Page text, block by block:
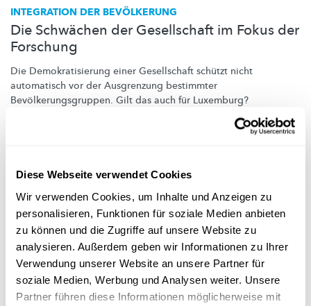
Diese Webseite verwendet Cookies
Wir verwenden Cookies, um Inhalte und Anzeigen zu
personalisieren, Funktionen für soziale Medien anbieten
zu können und die Zugriffe auf unsere Website zu
analysieren. Außerdem geben wir Informationen zu Ihrer
Verwendung unserer Website an unsere Partner für
soziale Medien, Werbung und Analysen weiter. Unsere
Partner führen diese Informationen möglicherweise mit
INTEGRATION DER BEVÖLKERUNG
Die Schwächen der Gesellschaft im Fokus der
Forschung
Die Demokratisierung einer Gesellschaft schützt nicht
automatisch vor der Ausgrenzung bestimmter
Bevölkerungsgruppen. Gilt das auch für Luxemburg?